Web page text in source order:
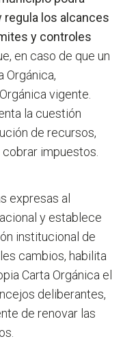
regula los alcances
y controles
en caso de que un
Orgánica,
vigente.
la cuestión
de recursos,
impuestos.
expresas al
y establece
institucional de
cambios, habilita
Carta Orgánica el
deliberantes,
de renovar las